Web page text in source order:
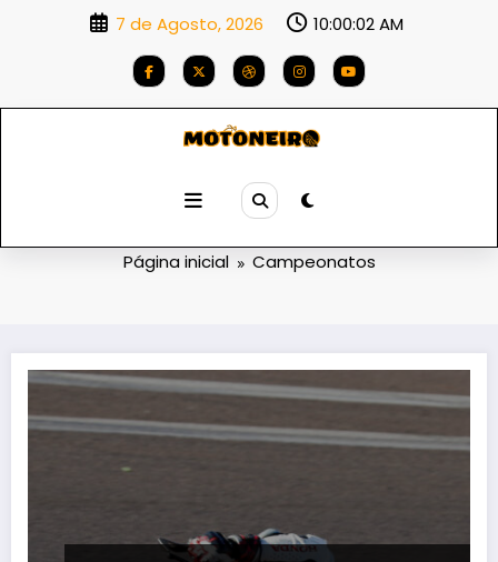
7 de Agosto, 2026 10:00:03 AM
Categoria: Campeonatos
Página inicial Campeonatos